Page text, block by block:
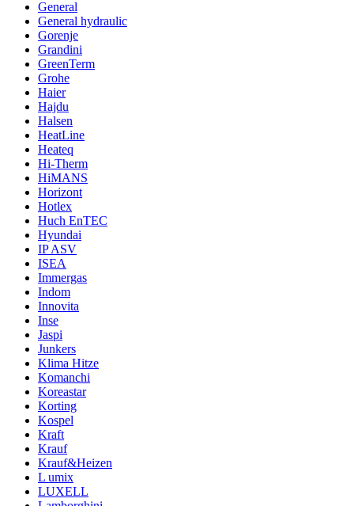
General
General hydraulic
Gorenje
Grandini
GreenTerm
Grohe
Haier
Hajdu
Halsen
HeatLine
Heateq
Hi-Therm
HiMANS
Horizont
Hotlex
Huch EnTEC
Hyundai
IP ASV
ISEA
Immergas
Indom
Innovita
Inse
Jaspi
Junkers
Klima Hitze
Komanchi
Koreastar
Korting
Kospel
Kraft
Krauf
Krauf&Heizen
L umix
LUXELL